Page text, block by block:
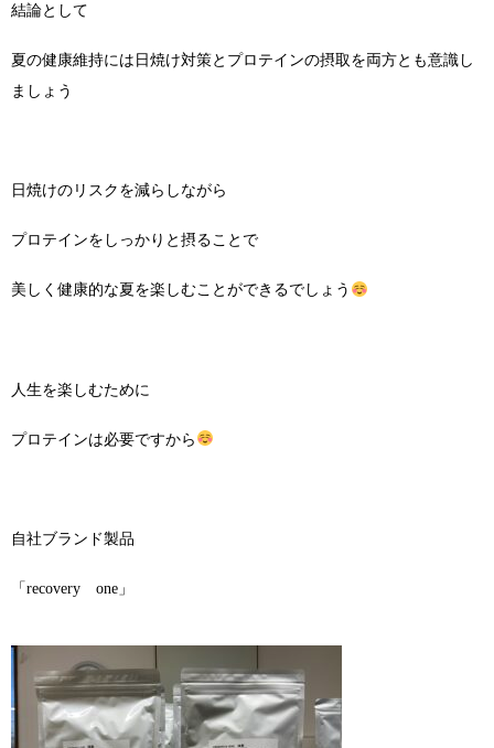
結論として
夏の健康維持には日焼け対策とプロテインの摂取を両方とも意識し
ましょう
日焼けのリスクを減らしながら
プロテインをしっかりと摂ることで
美しく健康的な夏を楽しむことができるでしょう
人生を楽しむために
プロテインは必要ですから
自社ブランド製品
「recovery one」